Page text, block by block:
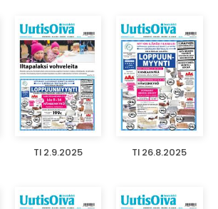
TI 2.9.2025 TI 26.8.2025